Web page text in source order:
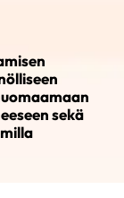
sekä